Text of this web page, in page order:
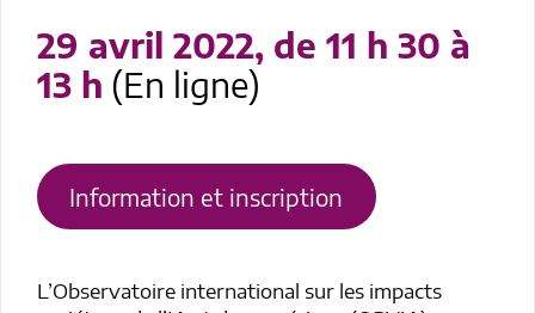
29 avril 2022, de 11 h 30 à
13 h (En ligne)
Information et inscription
L’Observatoire international sur les impacts